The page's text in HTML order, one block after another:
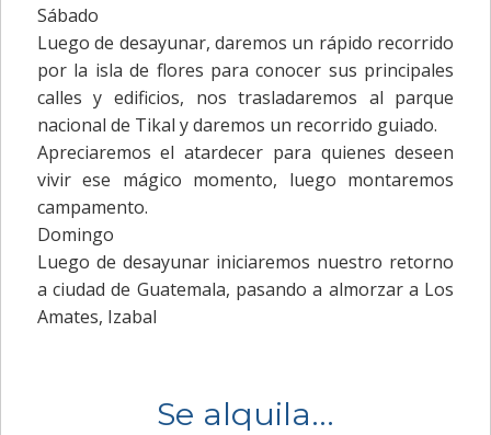
Sábado
Luego de desayunar, daremos un rápido recorrido
por la isla de flores para conocer sus principales
calles y edificios, nos trasladaremos al parque
nacional de Tikal y daremos un recorrido guiado.
Apreciaremos el atardecer para quienes deseen
vivir ese mágico momento, luego montaremos
campamento.
Domingo
Luego de desayunar iniciaremos nuestro retorno
a ciudad de Guatemala, pasando a almorzar a Los
Amates, Izabal
Se alquila...